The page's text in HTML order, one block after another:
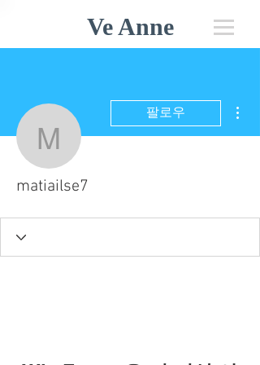
Ve Anne
matiailse7
팔로우
matiailse7